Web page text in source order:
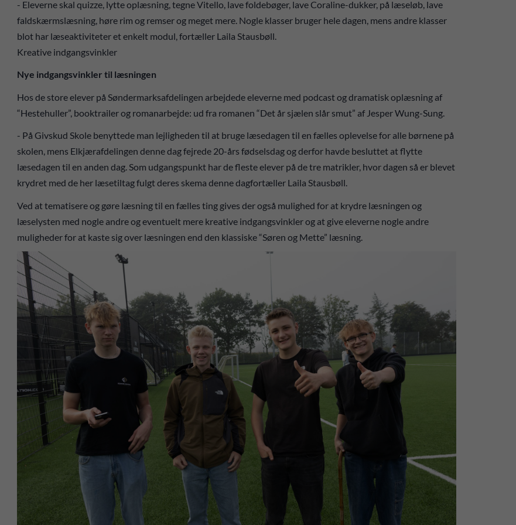
- Eleverne skal quizze, lytte oplæsning, tegne Vitello, lave foldebøger, lave Coraline-dukker, på læseløb, lave
faldskærmslæsning, høre rim og remser og meget mere. Nogle klasser bruger hele dagen, mens andre klasser
blot har læseaktiviteter et enkelt modul, fortæller Laila Stausbøll.
Kreative indgangsvinkler
Nye indgangsvinkler til læsningen
Hos de store elever på Søndermarksafdelingen arbejdede eleverne med podcast og dramatisk oplæsning af
“Hestehuller”, booktrailer og romanarbejde: ud fra romanen “Det år sjælen slår smut” af Jesper Wung-Sung.
- På Givskud Skole benyttede man lejligheden til at bruge læsedagen til en fælles oplevelse for alle børnene på
skolen, mens Elkjærafdelingen denne dag fejrede 20-års fødselsdag og derfor havde besluttet at flytte
læsedagen til en anden dag. Som udgangspunkt har de fleste elever på de tre matrikler, hvor dagen så er blevet
krydret med de her læsetiltag fulgt deres skema denne dagfortæller Laila Stausbøll.
Ved at tematisere og gøre læsning til en fælles ting gives der også mulighed for at krydre læsningen og
læselysten med nogle andre og eventuelt mere kreative indgangsvinkler og at give eleverne nogle andre
muligheder for at kaste sig over læsningen end den klassiske “Søren og Mette” læsning.